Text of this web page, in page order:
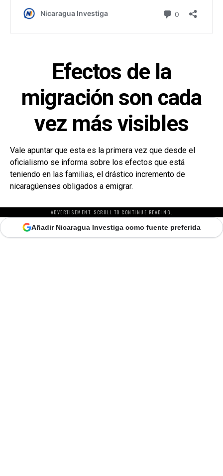
Efectos de la
migración son cada
vez más visibles
Vale apuntar que esta es la primera vez que desde el
oficialismo se informa sobre los efectos que está
teniendo en las familias, el drástico incremento de
nicaragüenses obligados a emigrar.
ADVERTISEMENT. SCROLL TO CONTINUE READING.
Añadir Nicaragua Investiga como fuente preferida